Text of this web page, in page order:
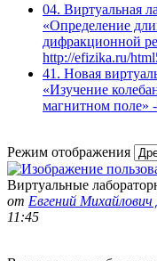
04. Виртуальная
«Определение
дифракционной
http://efizika.ru/
41. Новая
«Изучение
магнитном поле»
Режим отображения
Виртуальные
от Евгений
11:45